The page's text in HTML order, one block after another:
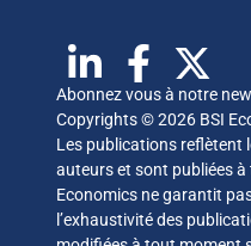
Abonnez vous à notre
Copyrights © 2026 BSI
Les publications reflètent
auteurs et sont publiées
Economics ne garantit
l’exhaustivité des